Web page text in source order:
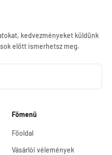
kedvezményeket küldünk
előtt ismerhetsz meg.
Főmenü
Főoldal
Vásárlói vélemények